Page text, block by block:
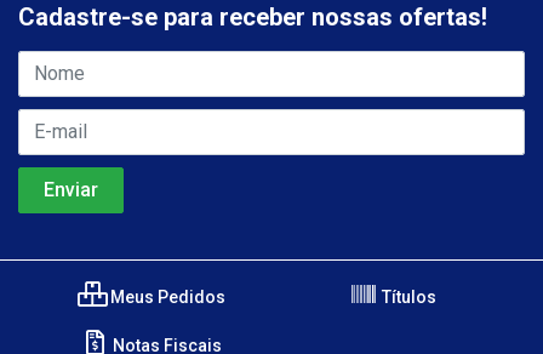
Cadastre-se para receber nossas ofertas!
Meus Pedidos Títulos
Notas Fiscais